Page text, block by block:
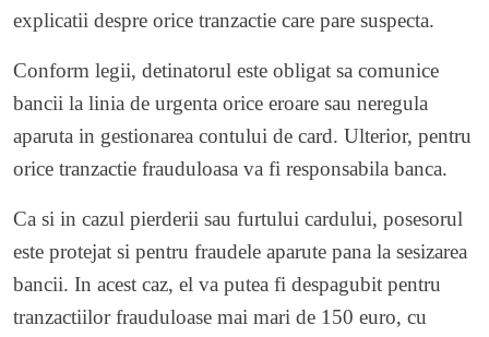
explicatii despre orice tranzactie care pare suspecta.
Conform legii, detinatorul este obligat sa comunice
bancii la linia de urgenta orice eroare sau neregula
aparuta in gestionarea contului de card. Ulterior, pentru
orice tranzactie frauduloasa va fi responsabila banca.
Ca si in cazul pierderii sau furtului cardului, posesorul
este protejat si pentru fraudele aparute pana la sesizarea
bancii. In acest caz, el va putea fi despagubit pentru
tranzactiilor frauduloase mai mari de 150 euro, cu